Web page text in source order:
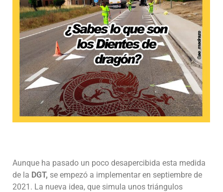
Aunque ha pasado un poco desapercibida esta medida
de la DGT, se empezó a implementar en septiembre de
2021. La nueva idea, que simula unos triángulos